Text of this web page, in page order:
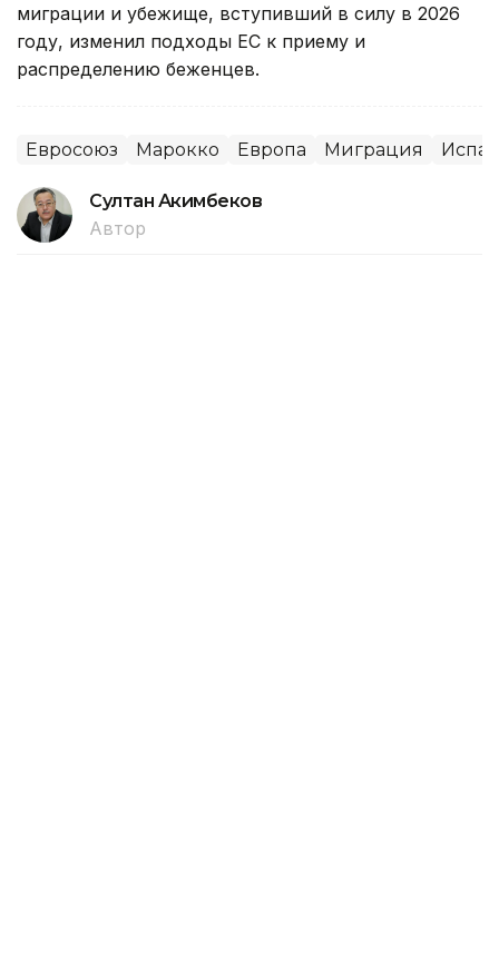
миграции и убежище, вступивший в силу в 2026
году, изменил подходы ЕС к приему и
распределению беженцев.
Евросоюз Марокко Европа Миграция
Султан Акимбеков
Автор